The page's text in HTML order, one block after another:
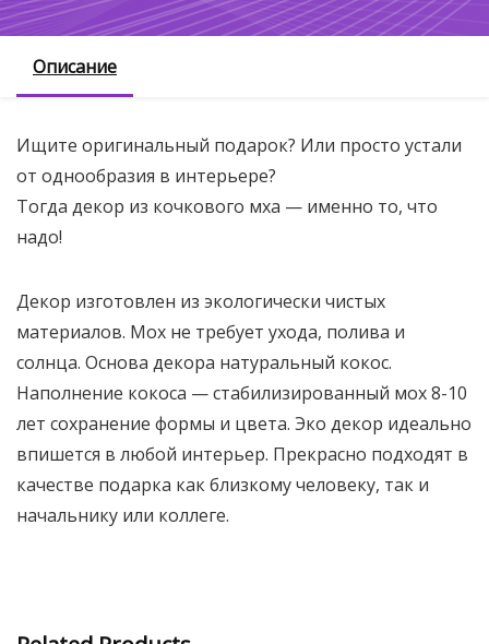
Описание
Ищите оригинальный подарок? Или просто устали
от однообразия в интерьере?
Тогда декор из кочкового мха — именно то, что
надо!
Декор изготовлен из экологически чистых
материалов. Мох не требует ухода, полива и
солнца. Основа декора натуральный кокос.
Наполнение кокоса — стабилизированный мох 8-10
лет сохранение формы и цвета. Эко декор идеально
впишется в любой интерьер. Прекрасно подходят в
качестве подарка как близкому человеку, так и
начальнику или коллеге.